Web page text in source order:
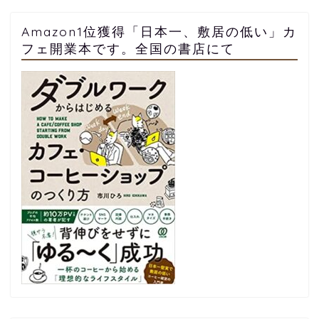
Amazon1位獲得「日本一、敷居の低い」カ
フェ開業本です。全国の書店にて